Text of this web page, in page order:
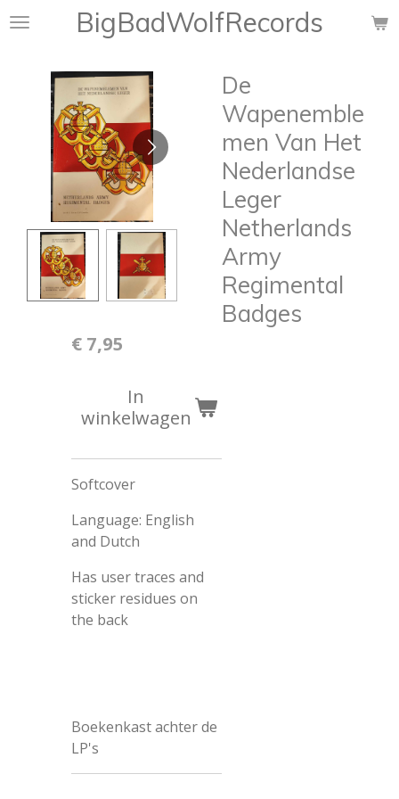
Ga
hoofdinhoud
BigBadWolfRecords
De
Wapenemble
men Van Het
Nederlandse
Leger
Netherlands
Army
Regimental
Badges
€ 7,95
In
winkelwagen
Softcover
Language: English
and Dutch
Has user traces and
sticker residues on
the back
Boekenkast achter de
LP's